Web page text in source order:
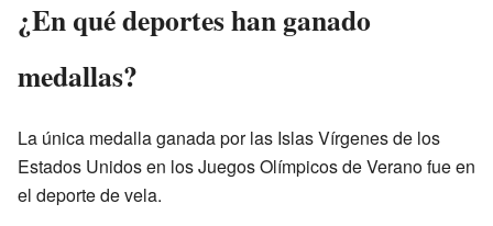
¿En qué deportes han ganado
medallas?
La única medalla ganada por las Islas Vírgenes de los
Estados Unidos en los Juegos Olímpicos de Verano fue en
el deporte de vela.